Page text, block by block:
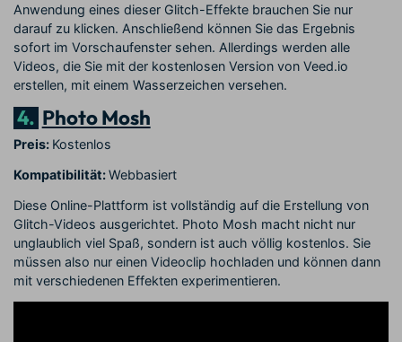
Anwendung eines dieser Glitch-Effekte brauchen Sie nur
darauf zu klicken. Anschließend können Sie das Ergebnis
sofort im Vorschaufenster sehen. Allerdings werden alle
Videos, die Sie mit der kostenlosen Version von Veed.io
erstellen, mit einem Wasserzeichen versehen.
4. Photo Mosh
Preis: Kostenlos
Kompatibilität:Webbasiert
Diese Online-Plattform ist vollständig auf die Erstellung von
Glitch-Videos ausgerichtet. Photo Mosh macht nicht nur
unglaublich viel Spaß, sondern ist auch völlig kostenlos. Sie
müssen also nur einen Videoclip hochladen und können dann
mit verschiedenen Effekten experimentieren.